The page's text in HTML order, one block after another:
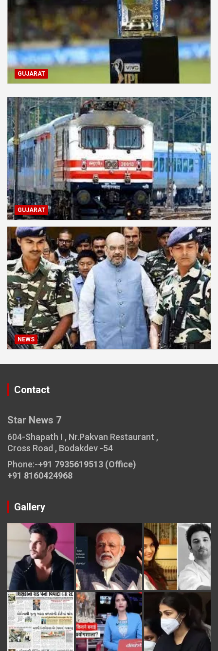
GUJARAT
GUJARAT
NEWS
Contact
Star News 7
604-Shapath I , Nr.Pakvan Restaurant ,
Cross Road , Bodakdev -54
Phone:-+91 7935619513 (Office)
+91 8160424968
Gallery